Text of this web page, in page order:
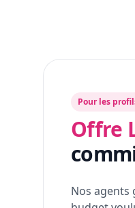
Pour les
Offre
Nos